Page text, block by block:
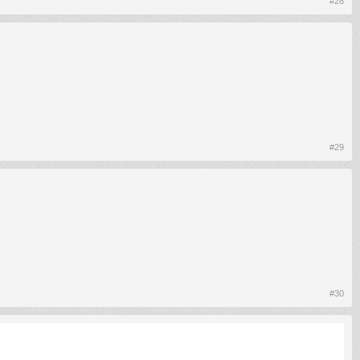
#29
#30